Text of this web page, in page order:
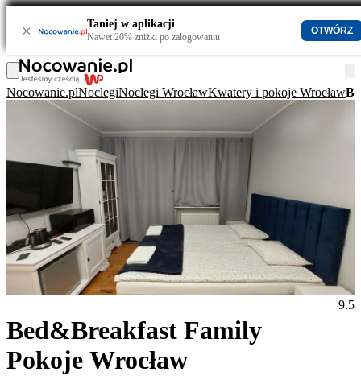
× Taniej w aplikacji
Nawet 20% zniżki po zalogowaniu
OTWÓRZ
Nocowanie.plNoclegiNoclegi WrocławKwatery i pokoje Wrocław
Bed&Breakfast Family
Pokoje Wrocław
9.5